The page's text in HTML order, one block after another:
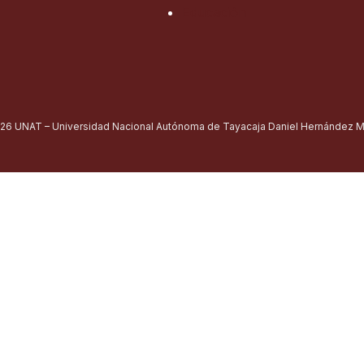
UNAT – Universidad Nacional Autónoma de Tayacaja Daniel Hernández